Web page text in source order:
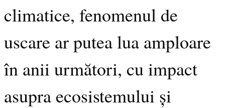
climatice, fenomenul de
uscare ar putea lua amploare
în anii următori, cu impact
asupra ecosistemului și